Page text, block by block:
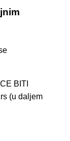
BITI
(u daljem